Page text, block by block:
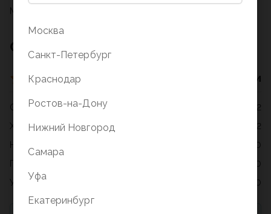
M-7900-70
Отзывы о товаре
4 оценки
Отлично
2
Хорошо
2
Нормально
0
Плохо
0
Ужасно
0
Москва
Санкт-Петербург
Краснодар
Ростов-на-Дону
Нижний Новгород
Самара
Уфа
Екатеринбург